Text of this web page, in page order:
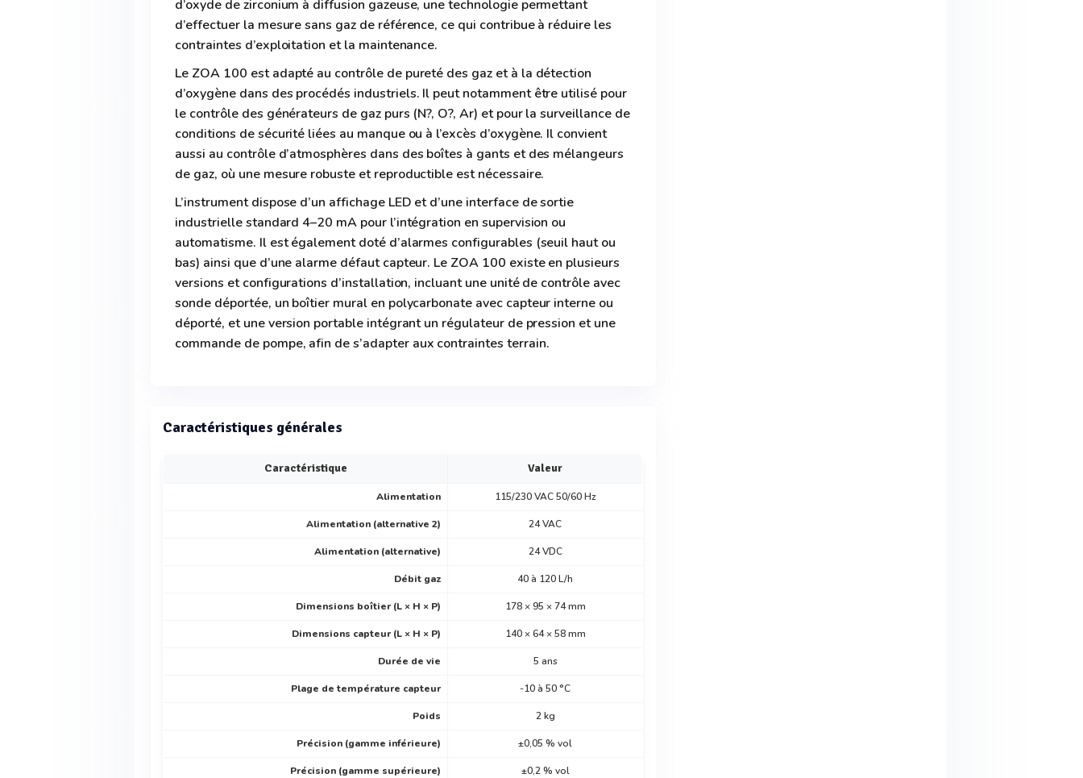
d’oxyde de zirconium à diffusion gazeuse, une technologie permettant
d’effectuer la mesure sans gaz de référence, ce qui contribue à réduire les
contraintes d’exploitation et la maintenance.
Le ZOA 100 est adapté au contrôle de pureté des gaz et à la détection
d’oxygène dans des procédés industriels. Il peut notamment être utilisé pour
le contrôle des générateurs de gaz purs (N?, O?, Ar) et pour la surveillance de
conditions de sécurité liées au manque ou à l’excès d’oxygène. Il convient
aussi au contrôle d’atmosphères dans des boîtes à gants et des mélangeurs
de gaz, où une mesure robuste et reproductible est nécessaire.
L’instrument dispose d’un affichage LED et d’une interface de sortie
industrielle standard 4–20 mA pour l’intégration en supervision ou
automatisme. Il est également doté d’alarmes configurables (seuil haut ou
bas) ainsi que d’une alarme défaut capteur. Le ZOA 100 existe en plusieurs
versions et configurations d’installation, incluant une unité de contrôle avec
sonde déportée, un boîtier mural en polycarbonate avec capteur interne ou
déporté, et une version portable intégrant un régulateur de pression et une
commande de pompe, afin de s’adapter aux contraintes terrain.
Caractéristiques générales
Caractéristique Valeur
Alimentation 115/230 VAC 50/60 Hz
Alimentation (alternative 2) 24 VAC
Alimentation (alternative) 24 VDC
Débit gaz 40 à 120 L/h
Dimensions boîtier (L × H × P) 178 × 95 × 74 mm
Dimensions capteur (L × H × P) 140 × 64 × 58 mm
Durée de vie 5 ans
Plage de température capteur -10 à 50 °C
Poids 2 kg
Précision (gamme inférieure) ±0,05 % vol
Précision (gamme supérieure) ±0,2 % vol